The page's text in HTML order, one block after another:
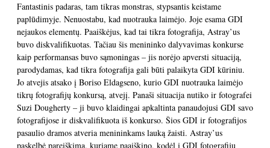
Fantastinis padaras, tam tikras monstras, stypsantis keistame
paplūdimyje. Nenuostabu, kad nuotrauka laimėjo. Joje esama GDI
nejaukos elementų. Paaiškėjus, kad tai tikra fotografija, Astray’us
buvo diskvalifikuotas. Tačiau šis menininko dalyvavimas konkurse
kaip performansas buvo sąmoningas – jis norėjo apversti situaciją,
parodydamas, kad tikra fotografija gali būti palaikyta GDI kūriniu.
Jo atvejis atsako į Boriso Eldagseno, kurio GDI nuotrauka laimėjo
tikrų fotografijų konkursą, atvejį. Panaši situacija nutiko ir fotografei
Suzi Dougherty – ji buvo klaidingai apkaltinta panaudojusi GDI savo
fotografijose ir diskvalifikuota iš konkurso. Šios GDI ir fotografijos
pasaulio dramos atveria menininkams lauką žaisti. Astray’us
paskelbė pareiškimą, kuriame paaiškino, kodėl į GDI fotografijų